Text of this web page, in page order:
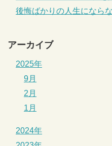
後悔ばかりの人生になら
アーカイブ
2025年
9月
2月
1月
2024年